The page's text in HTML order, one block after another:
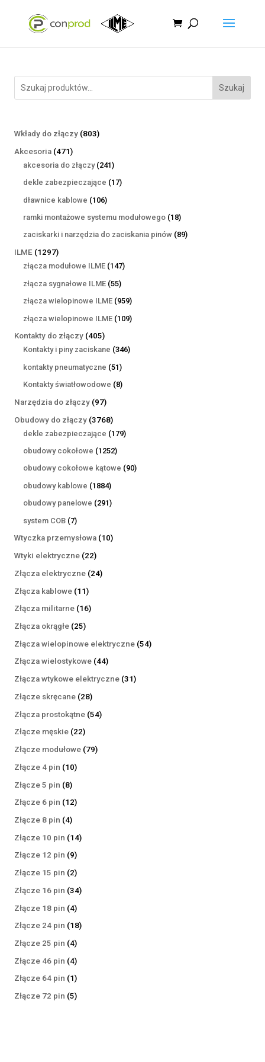
Szukaj
Wkłady do złączy 803803
Akcesoria 471471
produktów
akcesoria do złączy 241241
produktów
dekle zabezpieczające 1717
dławnice kablowe 106106
produktów
ramki montażowe systemu modułowego 1818
produktów
zaciskarki i narzędzia do zaciskania pinów 8989
ILME 12971297
produktów
złącza modułowe ILME 147147
złącza sygnałowe ILME 5555
produktów
złącza wielopinowe ILME 959959
produktów
złącza wielopinowe ILME 109109
Kontakty do złączy 405405
produktów
Kontakty i piny zaciskane 346346
kontakty pneumatyczne 5151
produktów
Kontakty światłowodowe 88
Narzędzia do złączy 9797
produktów
Obudowy do złączy 37683768
produktów
dekle zabezpieczające 179179
obudowy cokołowe 12521252
produkty
obudowy cokołowe kątowe 9090
obudowy kablowe 18841884
produkty
obudowy panelowe 291291
system COB 77
produktów
Wtyczka przemysłowa 1010
Wtyki elektryczne 2222
produkty
Złącza elektryczne 2424
Złącza kablowe 1111
produktów
Złącza militarne 1616
Złącza okrągłe 2525
produktów
Złącza wielopinowe elektryczne 5454
Złącza wielostykowe 4444
produkty
Złącza wtykowe elektryczne 3131
Złącze skręcane 2828
produktów
Złącza prostokątne 5454
Złącze męskie 2222
produkty
Złącze modułowe 7979
Złącze 4 pin 1010
Złącze 5 pin 88
produktów
Złącze 6 pin 1212
Złącze 8 pin 44
produkty
Złącze 10 pin 1414
Złącze 12 pin 99
produktów
Złącze 15 pin 22
produkty
Złącze 16 pin 3434
Złącze 18 pin 44
produkty
Złącze 24 pin 1818
Złącze 25 pin 44
produkty
Złącze 46 pin 44
produkty
Złącze 64 pin 11
produkt
Złącze 72 pin 55